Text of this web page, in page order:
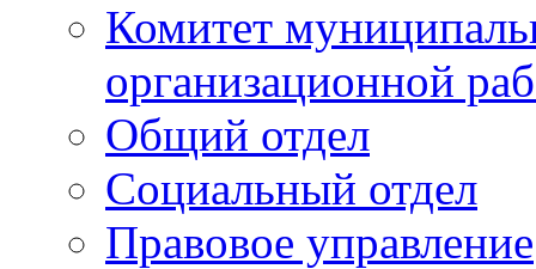
Комитет
организационной
Общий отдел
Социальный отдел
Правовое управление